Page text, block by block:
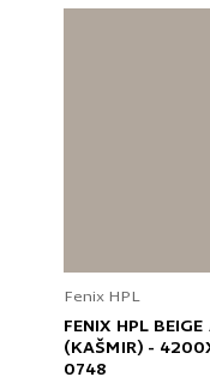
Fenix HPL
FENIX HPL
(KAŠMIR) -
0748